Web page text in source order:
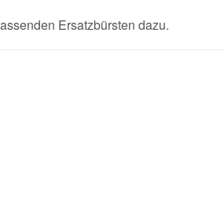
Ersatzbürsten dazu.